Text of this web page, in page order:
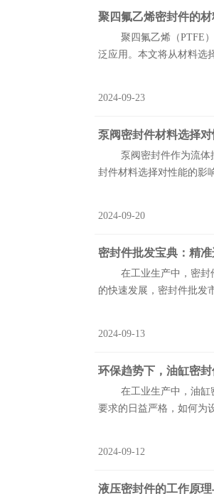
聚四氟乙烯密封件的
聚四氟乙烯（PTFE）
泛应用。本文将从材料选
2024-09-23
泵阀密封件材料选择
泵阀密封件作为流体控
封件材料选择对性能的影
2024-09-20
密封件批发宝典：精
在工业生产中，密封件
的快速发展，密封件批发
2024-09-13
环保趋势下，油缸密
在工业生产中，油缸密
要求的日益严格，如何为
2024-09-12
液压密封件的工作原